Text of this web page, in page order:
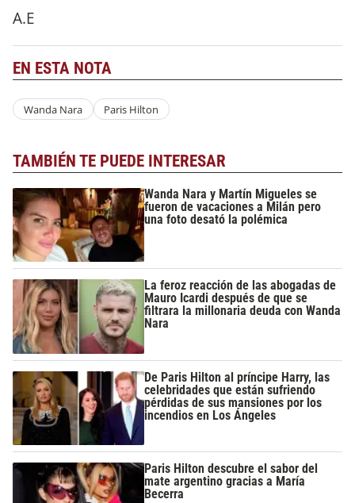
A.E
EN ESTA NOTA
Wanda Nara Paris Hilton
TAMBIÉN TE PUEDE INTERESAR
Wanda Nara y Martín Migueles se
fueron de vacaciones a Milán pero
una foto desató la polémica
La feroz reacción de las abogadas de
Mauro Icardi después de que se
filtrara la millonaria deuda con Wanda
Nara
De Paris Hilton al príncipe Harry, las
celebridades que están sufriendo
pérdidas de sus mansiones por los
incendios en Los Ángeles
Paris Hilton descubre el sabor del
mate argentino gracias a María
Becerra